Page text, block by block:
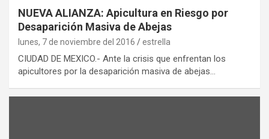
NUEVA ALIANZA: Apicultura en Riesgo por
Desaparición Masiva de Abejas
lunes, 7 de noviembre del 2016 estrella
CIUDAD DE MEXICO.- Ante la crisis que enfrentan los
apicultores por la desaparición masiva de abejas…